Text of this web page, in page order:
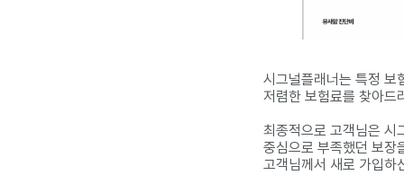
시그널플래너는 특정 보
저렴한 보험료를 찾아드
최종적으로 고객님은 시
중심으로 부족했던 보장
고객님께서 새로 가입하